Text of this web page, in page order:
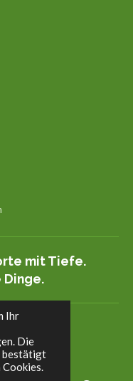
Ihr
Die
bestätigt
Cookies.
mit Tiefe.
Dinge.